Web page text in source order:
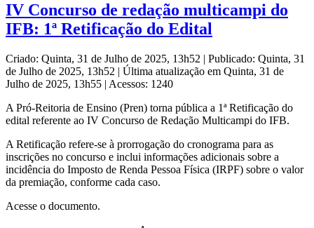
IV Concurso de redação multicampi do
IFB: 1ª Retificação do Edital
Criado: Quinta, 31 de Julho de 2025, 13h52 | Publicado: Quinta, 31
de Julho de 2025, 13h52 | Última atualização em Quinta, 31 de
Julho de 2025, 13h55 | Acessos: 1240
A Pró-Reitoria de Ensino (Pren) torna pública a 1ª Retificação do
edital referente ao IV Concurso de Redação Multicampi do IFB.
A Retificação refere-se à prorrogação do cronograma para as
inscrições no concurso e inclui informações adicionais sobre a
incidência do Imposto de Renda Pessoa Física (IRPF) sobre o valor
da premiação, conforme cada caso.
Acesse o documento.